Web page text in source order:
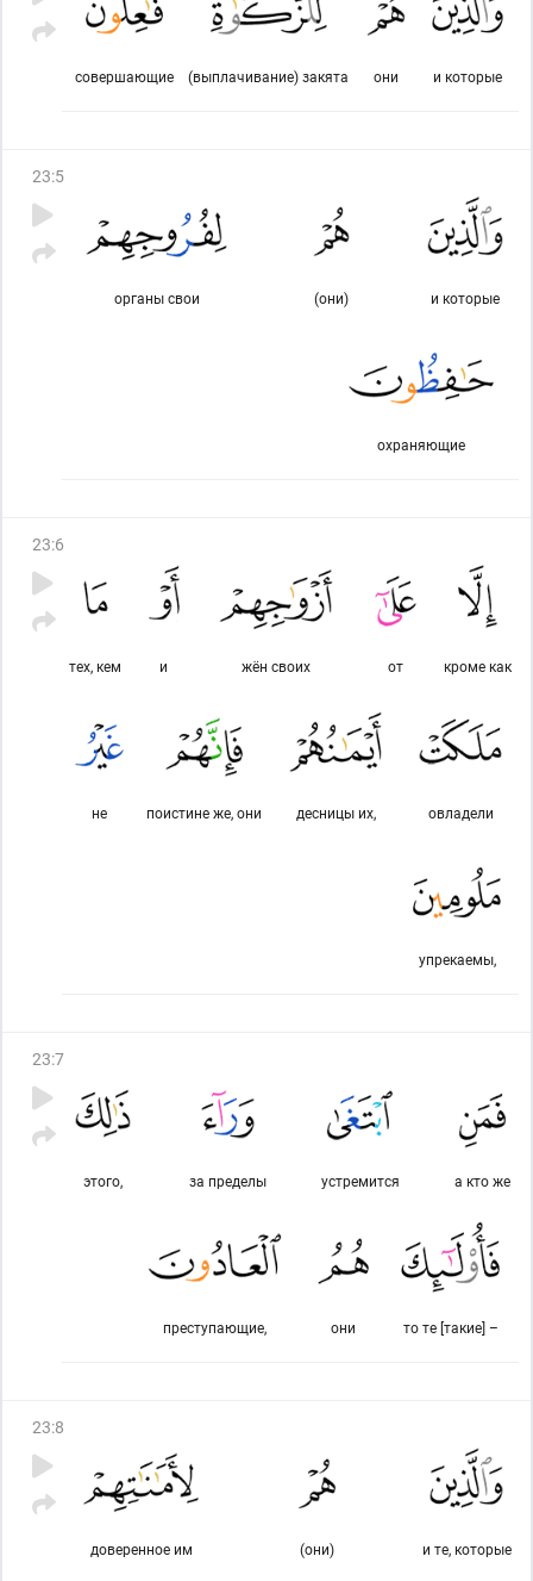
и которые
они
(выплачивание) закята
совершающие
23:5
и которые
(они)
органы свои
охраняющие
23:6
кроме как
от
жён своих
и
тех, кем
овладели
десницы их,
поистине же, они
не
упрекаемы,
23:7
а кто же
устремится
за пределы
этого,
то те [такие] –
они
преступающие,
23:8
и те, которые
(они)
доверенное им